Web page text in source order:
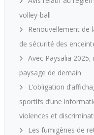
volley-ball
Renouvellement de
de sécurité des
Avec Paysalia
paysage de demain
L’obligation
sportifs d’une
violences et
Les fumigènes de